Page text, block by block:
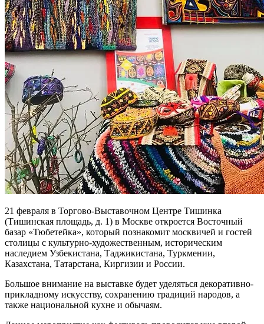
21 февраля в Торгово-Выставочном Центре Тишинка
(Тишинская площадь, д. 1) в Москве откроется Восточный
базар «Тюбетейка», который познакомит москвичей и гостей
столицы с культурно-художественным, историческим
наследием Узбекистана, Таджикистана, Туркмении,
Казахстана, Татарстана, Киргизии и России.
Большое внимание на выставке будет уделяться декоративно-
прикладному искусству, сохранению традиций народов, а
также национальной кухне и обычаям.